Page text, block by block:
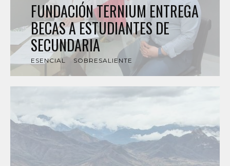
FUNDACIÓN TERNIUM ENTREGA
BECAS A ESTUDIANTES DE
SECUNDARIA
ESENCIAL SOBRESALIENTE